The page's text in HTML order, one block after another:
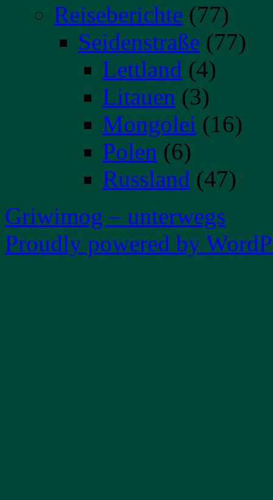
Reiseberichte (77)
Seidenstraße (77)
Lettland (4)
Litauen (3)
Mongolei (16)
Polen (6)
Russland (47)
Griwimog – unterwegs
Proudly powered by